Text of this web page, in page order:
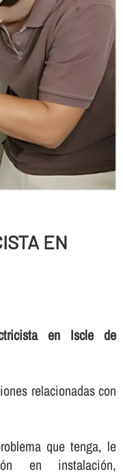
EN
en Iscle de
relacionadas con
que tenga, le
en instalación,